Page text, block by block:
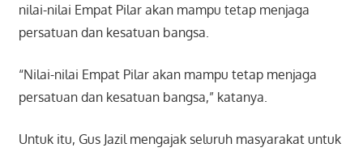
nilai-nilai Empat Pilar akan mampu tetap menjaga
persatuan dan kesatuan bangsa.
“Nilai-nilai Empat Pilar akan mampu tetap menjaga
persatuan dan kesatuan bangsa,” katanya.
Untuk itu, Gus Jazil mengajak seluruh masyarakat untuk